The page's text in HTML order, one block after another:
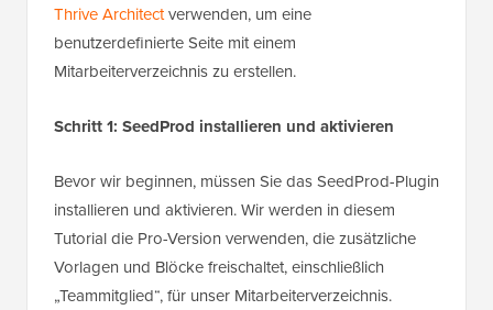
Thrive Architectverwenden, um eine
benutzerdefinierte Seite mit einem
Mitarbeiterverzeichnis zu erstellen.
Schritt 1: SeedProd installieren und aktivieren
Bevor wir beginnen, müssen Sie das SeedProd-Plugin
installieren und aktivieren. Wir werden in diesem
Tutorial die Pro-Version verwenden, die zusätzliche
Vorlagen und Blöcke freischaltet, einschließlich
„Teammitglied“, für unser Mitarbeiterverzeichnis.